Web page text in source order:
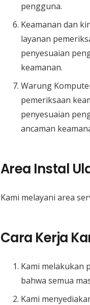
pengguna.
Keamanan dan
layanan
penyesuaian
keamanan.
Warung
pemeriksaan
penyesuaian
ancaman
Area Instal
Kami melayani area
Cara Kerja
Kami melakukan
bahwa semua
Kami